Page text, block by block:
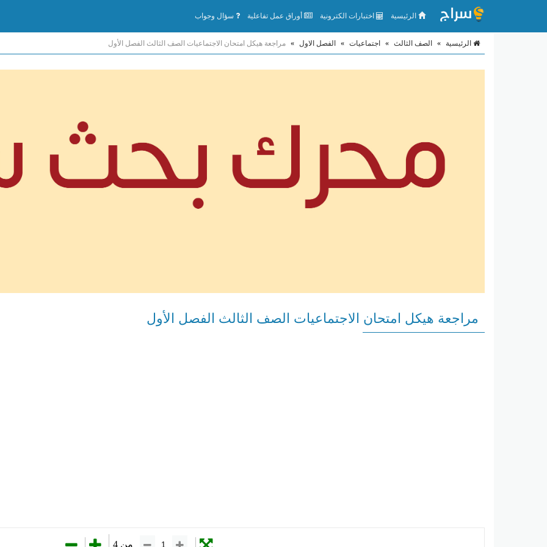
الرئيسية اختبارات الكترونية أوراق عمل تفاعلية سؤال وجواب
الرئيسية » الصف الثالث » اجتماعيات » الفصل الاول » مراجعة هيكل امتحان الاجتماعيات الصف الثالث الفصل الأول
مراجعة هيكل امتحان الاجتماعيات الصف الثالث الفصل الأول